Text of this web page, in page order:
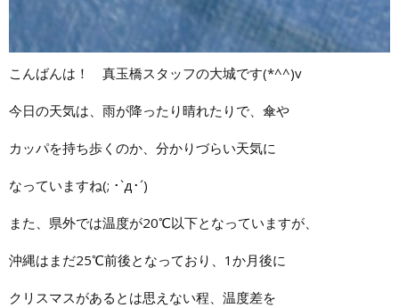
こんばんは！ 真玉橋スタッフの大城です(*^^)v
今日の天気は、雨が降ったり晴れたりで、傘や
カッパを持ち歩くのか、分かりづらい天気に
なっていますね(; ･`д･´)
また、県外では温度が20℃以下となっていますが、
沖縄はまだ25℃前後となっており、1か月後に
クリスマスがあるとは思えない程、温度差を